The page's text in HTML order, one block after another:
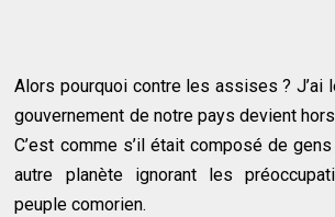
Alors pourquoi contre les assises ? J’ai
gouvernement de notre pays devient
C’est comme s’il était composé de gens
autre planète ignorant les
peuple comorien.